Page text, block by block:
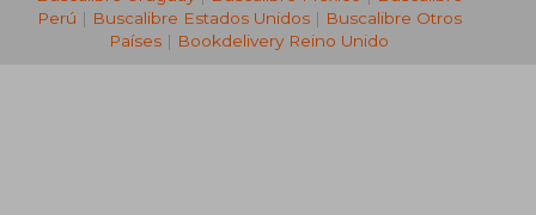
Perú | Buscalibre Estados Unidos| Buscalibre Otros
Países | Bookdelivery Reino Unido